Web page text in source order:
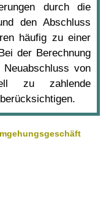
durch die
den Abschluss
häufig zu einer
der Berechnung
von
zu zahlende